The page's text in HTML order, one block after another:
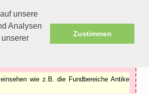
unsere
Analysen
Zustimmen
wie z.B. die Fundbereiche Antike